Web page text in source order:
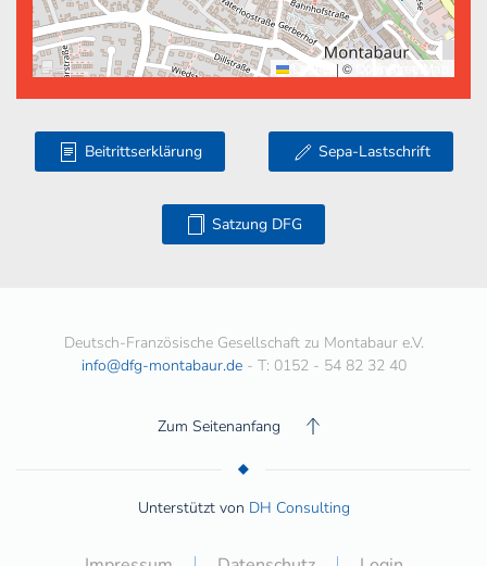
| ©
Beitrittserklärung Sepa-Lastschrift
Satzung DFG
Deutsch-Französische Gesellschaft zu Montabaur e.V.
info@dfg-montabaur.de- T: 0152 - 54 82 32 40
Zum Seitenanfang
Unterstützt von DH Consulting